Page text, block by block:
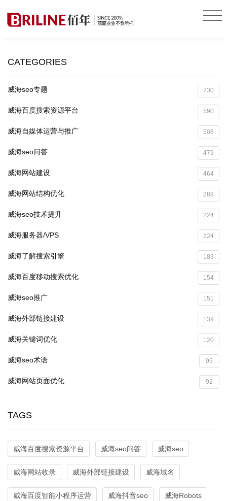
CATEGORIES
威海seo专题 730
威海百度搜索资源平台 590
威海自媒体运营与推广 508
威海seo问答 479
威海网站建设 464
威海网站结构优化 289
威海seo技术提升 224
威海服务器/VPS 224
威海了解搜索引擎 183
威海百度移动搜索优化 154
威海seo推广 151
威海外部链接建设 139
威海关键词优化 120
威海seo术语 95
威海网站页面优化 92
TAGS
威海百度搜索资源平台 威海seo问答 威海seo
威海网站收录 威海外部链接建设 威海域名
威海百度智能小程序运营 威海抖音seo 威海Robots